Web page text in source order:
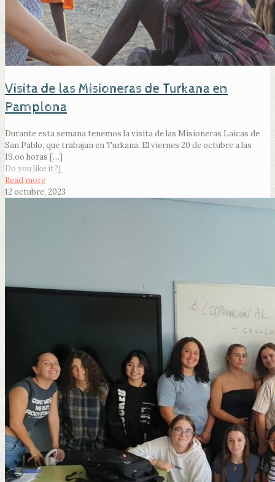
Visita de las Misioneras de Turkana en
Pamplona
Durante esta semana tenemos la visita de las Misioneras Laicas de
San Pablo, que trabajan en Turkana. El viernes 20 de octubre a las
19.oo horas […]
Do you like it?1
Read more
12 octubre, 2023